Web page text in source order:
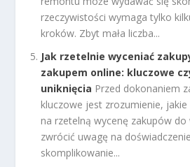
rzeczywistości wymaga tylko
kroków. Zbyt mała liczba...
Jak rzetelnie wyceniać
zakupem online: kluczowe
uniknięcia Przed dokonaniem
kluczowe jest zrozumienie, jakie
na rzetelną wycenę zakupów
zwrócić uwagę na
skomplikowanie...